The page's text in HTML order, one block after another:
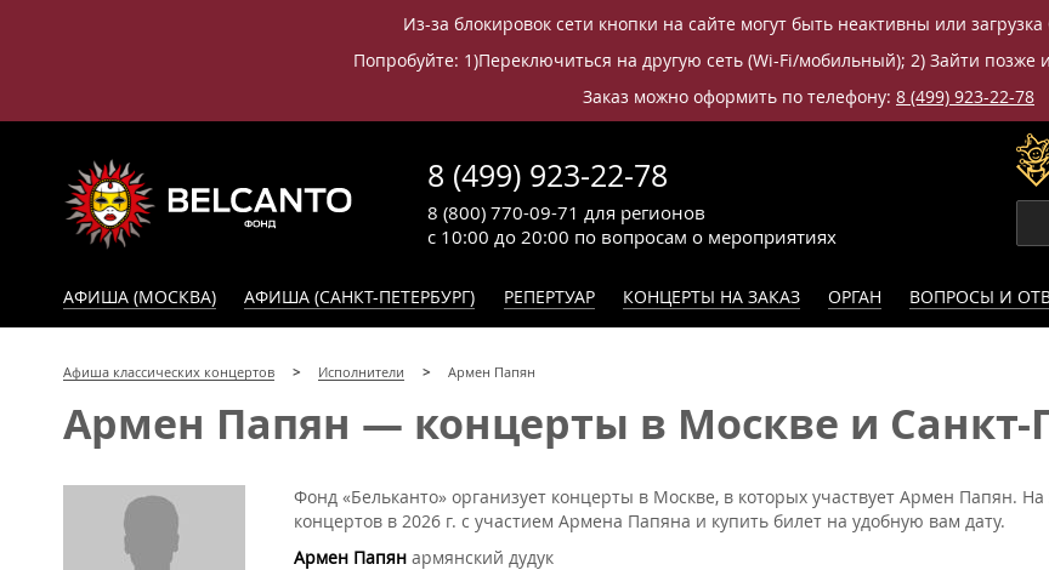
Из-за блокировок сети кнопки на сайте могут быть неактивны или
Попробуйте: 1)Переключиться на другую сеть (Wi-Fi/мобильный); 2) Зайти позже
Заказ можно оформить по телефону: 8 (499) 923-22-78
8 (499) 923-22-78
с 10:00 до 20:00 по вопросам о мероприятиях
8 (800) 770-09-71 для регионов
АФИША (МОСКВА) АФИША (САНКТ-ПЕТЕРБУРГ) РЕПЕРТУАР КОНЦЕРТЫ НА ЗАКАЗ ОРГАН ВОПРОСЫ И
Афиша классических концертов Исполнители Армен Папян
Армен Папян — концерты в Москве и Санкт-
Фонд «Бельканто» организует концерты в Москве, в которых участвует Армен Папян.
концертов в 2026 г. с участием Армена Папяна и купить билет на удобную вам дату.
Армен Папян армянский дудук